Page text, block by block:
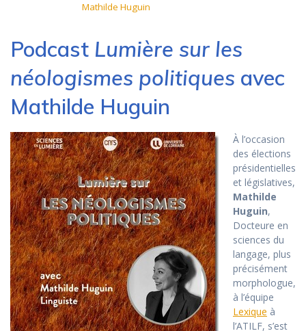
Mathilde Huguin
Podcast Lumière sur les
néologismes politiques avec
Mathilde Huguin
À l’occasion
des élections
présidentielles
et législatives,
Mathilde
Huguin,
Docteure en
sciences du
langage, plus
précisément
morphologue,
à l’équipe
Lexique à
l’ATILF, s’est